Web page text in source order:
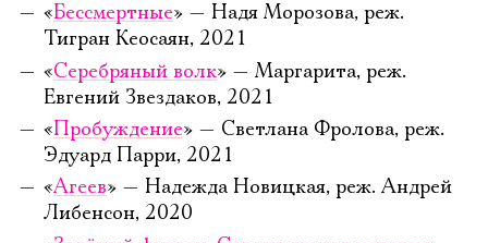
«Бессмертные» — Надя Морозова, реж.
Тигран Кеосаян, 2021
«Серебряный волк» — Маргарита, реж.
Евгений Звездаков, 2021
«Пробуждение» — Светлана Фролова, реж.
Эдуард Парри, 2021
«Агеев» — Надежда Новицкая, реж. Андрей
Либенсон, 2020